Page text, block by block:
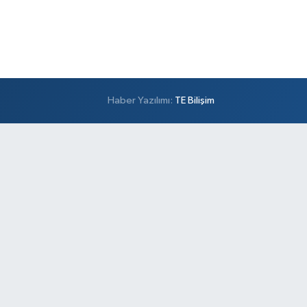
Haber Yazılımı: TE Bilişim